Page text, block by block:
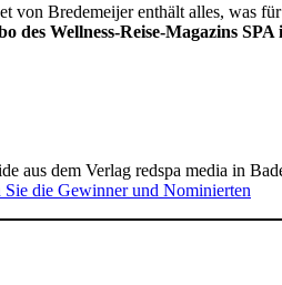
von Bredemeijer enthält alles, was
des Wellness-Reise-Magazins SPA
aus dem Verlag redspa media in
Sie die Gewinner und Nominierten